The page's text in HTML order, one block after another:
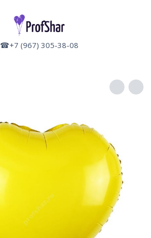
☎+7 (967) 305-38-08